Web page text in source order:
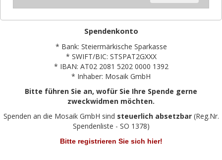
Spendenkonto
* Bank: Steiermärkische Sparkasse
* SWIFT/BIC: STSPAT2GXXX
* IBAN: AT02 2081 5202 0000 1392
* Inhaber: Mosaik GmbH
Bitte führen Sie an, wofür Sie Ihre Spende gerne
zweckwidmen möchten.
Spenden an die Mosaik GmbH sind steuerlich absetzbar(Reg.Nr.
Spendenliste - SO 1378)
Bitte registrieren Sie sich hier!